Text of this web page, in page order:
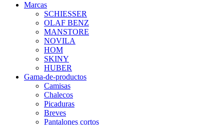
Marcas
SCHIESSER
OLAF BENZ
MANSTORE
NOVILA
HOM
SKINY
HUBER
Gama-de-productos
Camisas
Chalecos
Picaduras
Breves
Pantalones cortos